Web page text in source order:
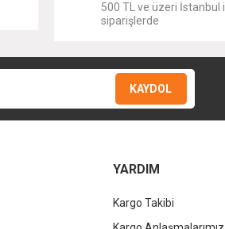
500 TL ve üzeri İstanbul
siparişlerde
KAYDOL
YARDIM
Kargo Takibi